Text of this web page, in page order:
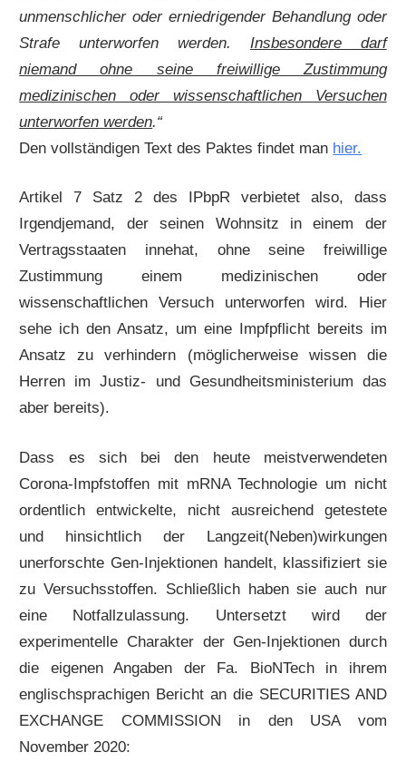
unmenschlicher oder erniedrigender Behandlung oder
Strafe unterworfen werden. Insbesondere darf
niemand ohne seine freiwillige Zustimmung
medizinischen oder wissenschaftlichen Versuchen
unterworfen werden.“
Den vollständigen Text des Paktes findet man hier.
Artikel 7 Satz 2 des IPbpR verbietet also, dass
Irgendjemand, der seinen Wohnsitz in einem der
Vertragsstaaten innehat, ohne seine freiwillige
Zustimmung einem medizinischen oder
wissenschaftlichen Versuch unterworfen wird. Hier
sehe ich den Ansatz, um eine Impfpflicht bereits im
Ansatz zu verhindern (möglicherweise wissen die
Herren im Justiz- und Gesundheitsministerium das
aber bereits).
Dass es sich bei den heute meistverwendeten
Corona-Impfstoffen mit mRNA Technologie um nicht
ordentlich entwickelte, nicht ausreichend getestete
und hinsichtlich der Langzeit(Neben)wirkungen
unerforschte Gen-Injektionen handelt, klassifiziert sie
zu Versuchsstoffen. Schließlich haben sie auch nur
eine Notfallzulassung. Untersetzt wird der
experimentelle Charakter der Gen-Injektionen durch
die eigenen Angaben der Fa. BioNTech in ihrem
englischsprachigen Bericht an die SECURITIES AND
EXCHANGE COMMISSION in den USA vom
November 2020: